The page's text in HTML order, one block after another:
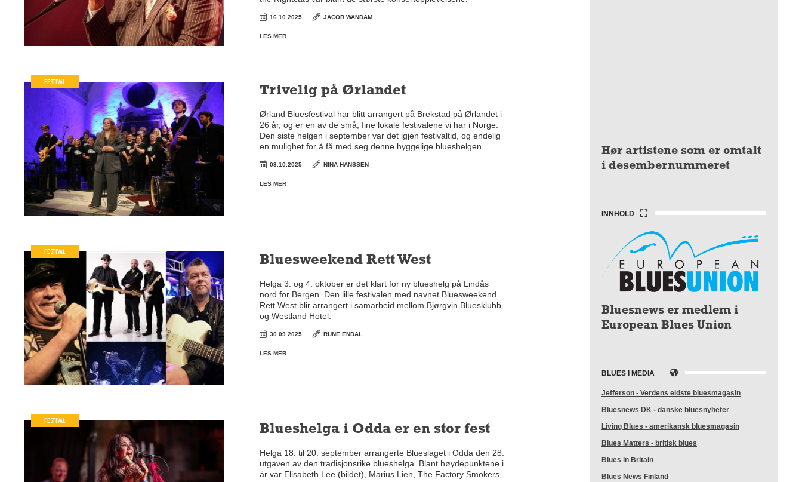
16.10.2025 JACOB WANDAM
LES MER
FESTIVAL
Trivelig på Ørlandet
Ørland Bluesfestival har blitt arrangert på Brekstad på Ørlandet i
26 år, og er en av de små, fine lokale festivalene vi har i Norge.
Den siste helgen i september var det igjen festivaltid, og endelig
en mulighet for å få med seg denne hyggelige blueshelgen.
03.10.2025 NINA HANSSEN
LES MER
FESTIVAL
Bluesweekend Rett West
Helga 3. og 4. oktober er det klart for ny blueshelg på Lindås
nord for Bergen. Den lille festivalen med navnet Bluesweekend
Rett West blir arrangert i samarbeid mellom Bjørgvin Bluesklubb
og Westland Hotel.
30.09.2025 RUNE ENDAL
LES MER
FESTIVAL
Blueshelga i Odda er en stor fest
Helga 18. til 20. september arrangerte Blueslaget i Odda den 28.
utgaven av den tradisjonsrike blueshelga. Blant høydepunktene i
år var Elisabeth Lee (bildet), Marius Lien, The Factory Smokers,
Hør artistene som er omtalt
i desembernummeret
INNHOLD
Bluesnews er medlem i
European Blues Union
BLUES I MEDIA
Jefferson - Verdens eldste bluesmagasin
Bluesnews DK - danske bluesnyheter
Living Blues - amerikansk bluesmagasin
Blues Matters - britisk blues
Blues in Britain
Blues News Finland